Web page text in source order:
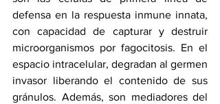
defensa en la respuesta inmune innata,
con capacidad de capturar y destruir
microorganismos por fagocitosis. En el
espacio intracelular, degradan al germen
invasor liberando el contenido de sus
gránulos. Además, son mediadores del